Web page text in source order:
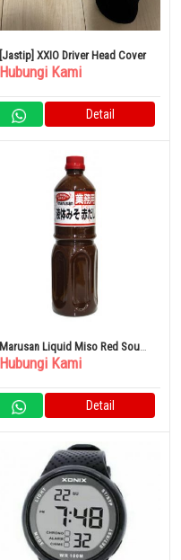
[Jastip] XXIO Driver Head Cover
Hubungi Kami
Detail
Marusan Liquid Miso Red Soup
Stock 1.1kg
Hubungi Kami
Detail